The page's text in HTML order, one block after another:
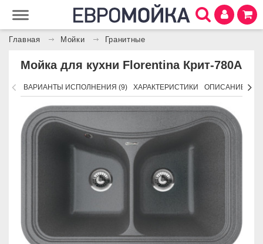
Главная Мойки Гранитные
Мойка для кухни Florentina Крит-780А
ВАРИАНТЫ ИСПОЛНЕНИЯ (9) ХАРАКТЕРИСТИКИ ОПИСАНИЕ